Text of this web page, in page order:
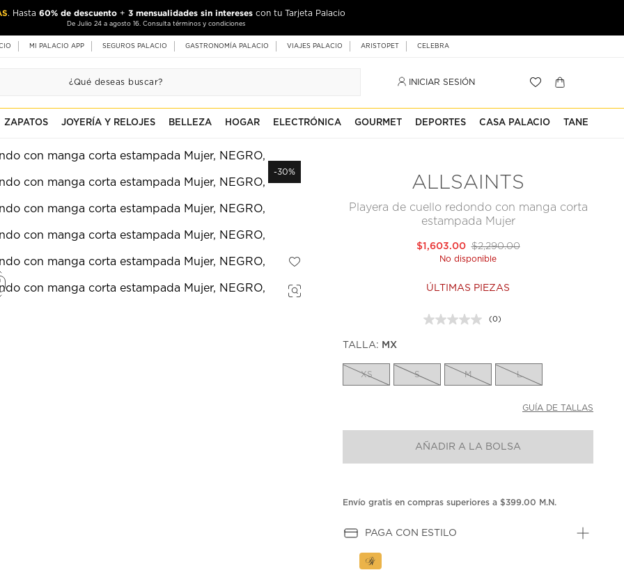
. Hasta 60% de descuento + 3 mensualidades sin intereses con tu Tarjeta Palacio
De Julio 24 a agosto 16. Consulta términos y condiciones
MI PALACIO APP SEGUROS PALACIO GASTRONOMÍA PALACIO VIAJES PALACIO ARISTOPET CELEBRA
INICIAR SESIÓN
ZAPATOS JOYERÍA Y RELOJES BELLEZA HOGAR ELECTRÓNICA GOURMET DEPORTES CASA PALACIO TANE
-30%
ALLSAINTS
Playera de cuello redondo con manga corta
estampada Mujer
$2,290.00
$1,603.00
No disponible
ÚLTIMAS PIEZAS
Sin
la
misma
(0)
TALLA: MX
XS S M L
GUÍA DE TALLAS
AÑADIR A LA BOLSA
Envío gratis en compras superiores a $399.00 M.N.
PAGA CON ESTILO